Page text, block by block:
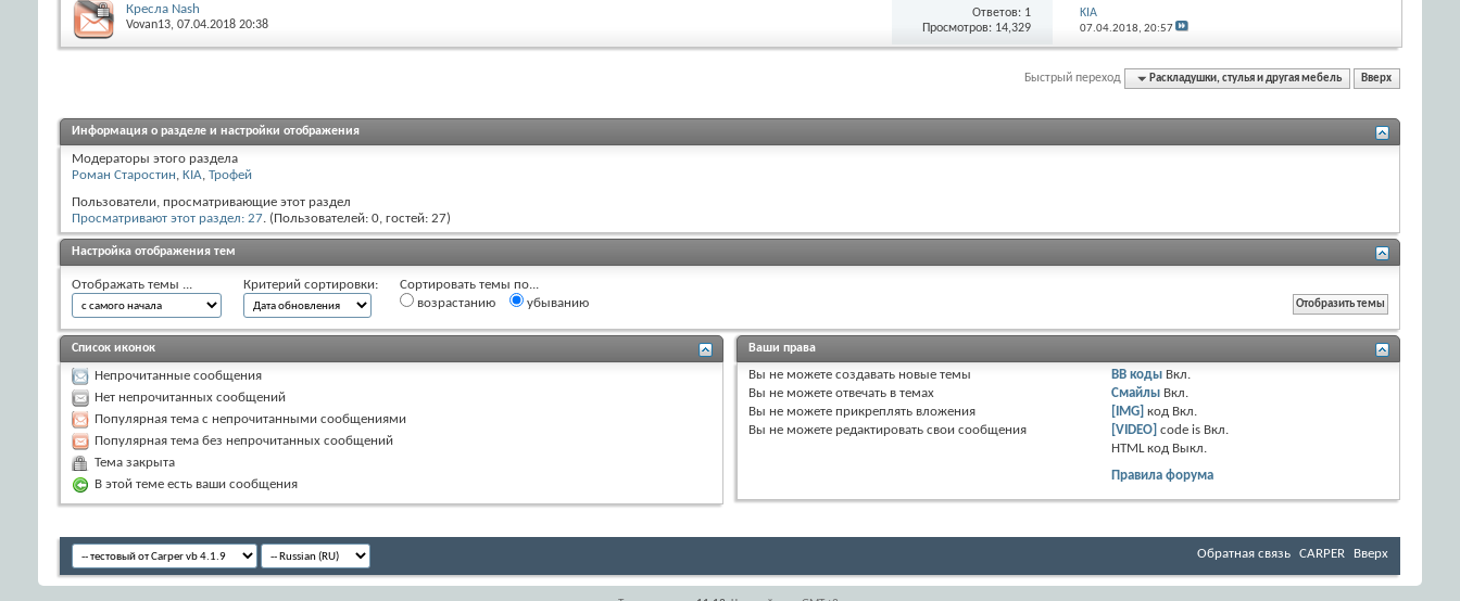
Кресла Nash
Vovan13, 07.04.2018 20:38
Ответов: 1
Просмотров: 14,329
KIA
07.04.2018, 20:57
Быстрый переход Раскладушки, стулья и другая мебель Вверх
Информация о разделе и настройки отображения
Модераторы этого раздела
Роман Старостин, KIA, Трофей
Пользователи, просматривающие этот раздел
Просматривают этот раздел: 27. (Пользователей: 0, гостей: 27)
Настройка отображения тем
Отображать темы ... Критерий сортировки:
Сортировать темы по...
возрастанию
убыванию
Список иконок
Непрочитанные сообщения
Нет непрочитанных сообщений
Популярная тема с непрочитанными сообщениями
Популярная тема без непрочитанных сообщений
Тема закрыта
В этой теме есть ваши сообщения
Ваши права
Вы не можете создавать новые темы
Вы не можете отвечать в темах
Вы не можете прикреплять вложения
Вы не можете редактировать свои сообщения
BB коды Вкл.
Смайлы Вкл.
[IMG] код Вкл.
[VIDEO] code is Вкл.
HTML код Выкл.
Правила форума
Обратная связь CARPER Вверх